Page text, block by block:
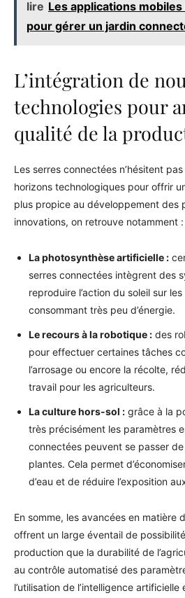
lire Les applications
pour gérer un jardin
L’intégration de
technologies pour
qualité de la
Les serres connectées n’hésitent
horizons technologiques pour offrir
plus propice au développement des
innovations, on retrouve notamment :
La photosynthèse artificielle :
serres connectées intègrent des
reproduire l’action du soleil sur
consommant très peu d’énergie.
Le recours à la robotique : des
pour effectuer certaines tâches
l’arrosage ou encore la récolte,
travail pour les agriculteurs.
La culture hors-sol : grâce à la
très précisément les paramètres
connectées peuvent se passer
plantes. Cela permet
d’eau et de réduire l’exposition
En somme, les avancées en matière
offrent un large éventail de
production que la durabilité de
au contrôle automatisé des
l’utilisation de l’intelligence artificielle